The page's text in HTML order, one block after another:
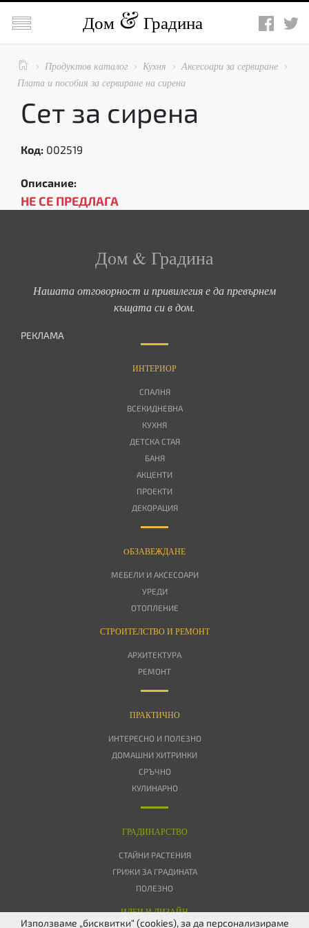
 Дом Градина
  Продуктов каталог  Кухня  Аксесоари за сервиране 
Плата и пособия за сервиране на сирена
Сет за сирена
Код: 002519
Описание:
НЕ СЕ ПРЕДЛАГА
Дом & Градина
Нашата отговорност и привилегия е да превърнем
къщата си в дом.
РЕКЛАМА
ИНТЕРИОР
СПАЛНЯ
ВСЕКИДНЕВНА
КУХНЯ
ДЕТСКА СТАЯ
БАНЯ
АКЦЕНТИ
ПРОЕКТИ
ДЕКОРАЦИЯ
OБЗАВЕЖДАНЕ
МЕБЕЛИ И АКСЕСОАРИ
УРЕДИ
ОТОПЛЕНИЕ
СТРОИТЕЛСТВО И РЕМОНТ
АРХИТЕКТУРА
РЕМОНТ
ПРАКТИЧНО
ИНТЕРЕСНО И ПОЛЕЗНО
ДОМАШНИ ХИТРИНКИ
СРЪЧНО
КУЛИНАРНО
ГРАДИНАРСТВО
СТАЙНИ РАСТЕНИЯ
ГРИЖИ ЗА ГРАДИНАТА
ПОЛЕЗНО
ИДЕИ И ДИЗАЙН
Използваме „бисквитки“ (cookies), за да персонализираме